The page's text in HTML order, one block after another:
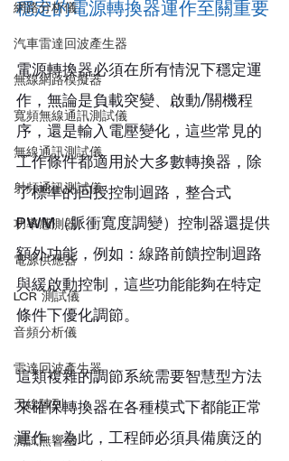
網路分析儀
汽車雷達回波產生器
無線網路模擬器
寬頻無線通訊測試儀
無線通訊測試儀
射頻通訊測試儀
功率感測器
電源供應器
LCR 測試儀
音頻分析儀
雷達回波產生器
天線陣列
測試無響室
穩定的電源轉換器運作至關重要
電源轉換器必須在所有情況下穩定運
作，無論是負載突變、啟動/關機程
序，還是輸入電壓變化，這些常見的
工作條件都適用於大多數轉換器，除
了標準的回授控制迴路，整合式
PWM（脈衝寬度調變）控制器還提供
額外功能，例如：線路前饋控制迴路
與緩啟動控制，這些功能能夠在特定
條件下優化調節。
這類複雜的調節系統需要智慧型方法
來確保轉換器在各種模式下都能正常
運作，為此，工程師必須具備廣泛的